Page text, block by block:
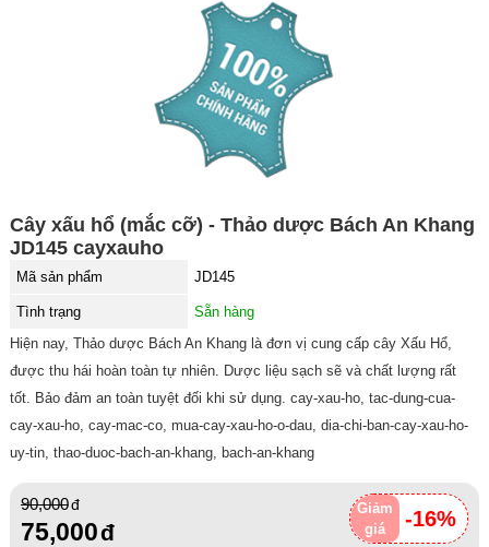
Cây xấu hổ (mắc cỡ) - Thảo dược Bách An Khang
JD145 cayxauho
Mã sản phẩm JD145
Tình trạng
Sẵn hàng
Hiện nay, Thảo dược Bách An Khang là đơn vị cung cấp cây Xấu Hổ,
được thu hái hoàn toàn tự nhiên. Dược liệu sạch sẽ và chất lượng rất
tốt. Bảo đảm an toàn tuyệt đối khi sử dụng. cay-xau-ho, tac-dung-cua-
cay-xau-ho, cay-mac-co, mua-cay-xau-ho-o-dau, dia-chi-ban-cay-xau-ho-
uy-tin, thao-duoc-bach-an-khang, bach-an-khang
Giảm
giá
-16%
90,000
75,000